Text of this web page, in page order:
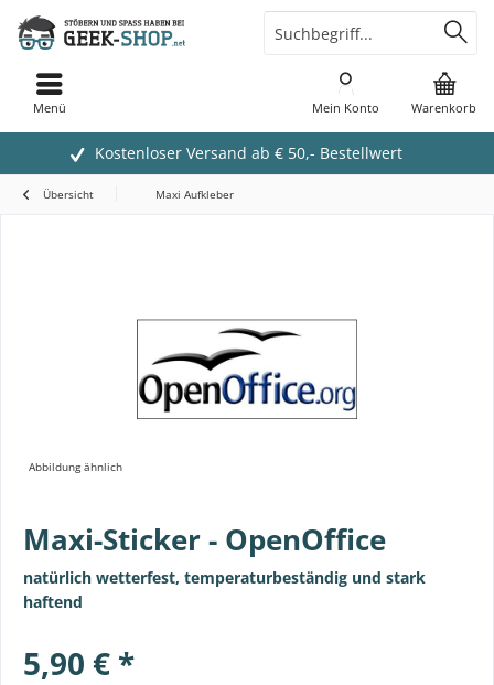
Kostenloser Versand ab € 50,- Bestellwert
Warenkorb
Mein Konto
Menü
Übersicht Maxi Aufkleber
Abbildung ähnlich
Maxi-Sticker - OpenOffice
natürlich wetterfest, temperaturbeständig und stark
haftend
5,90 € *